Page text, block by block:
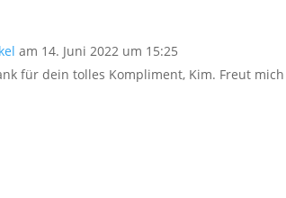
am 14. Juni 2022 um 15:25
für dein tolles Kompliment, Kim. Freut